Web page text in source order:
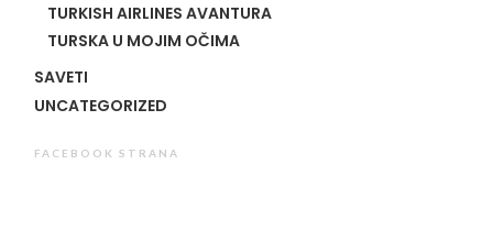
TURKISH AIRLINES AVANTURA
TURSKA U MOJIM OČIMA
SAVETI
UNCATEGORIZED
FACEBOOK STRANA